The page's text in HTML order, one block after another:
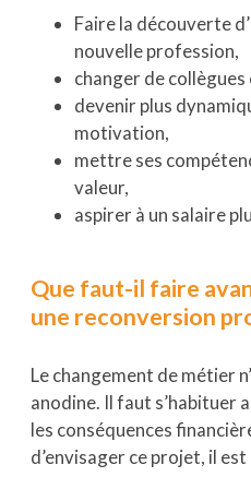
Faire la découverte
nouvelle profession,
changer de
devenir plus
motivation,
mettre ses
valeur,
aspirer à un salaire
Que faut-il faire
une reconversion
Le changement de métier
anodine. Il faut s’habituer
les conséquences
d’envisager ce projet, il est